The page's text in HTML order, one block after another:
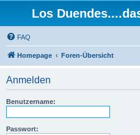
Los
FAQ
Homepage Foren-Übersicht
Anmelden
Benutzername:
Passwort: